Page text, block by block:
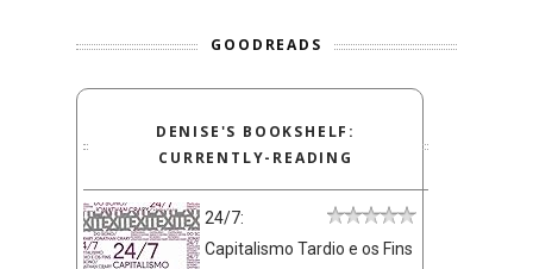
GOODREADS
DENISE'S BOOKSHELF:
CURRENTLY-READING
24/7:
Capitalismo Tardio e os Fins